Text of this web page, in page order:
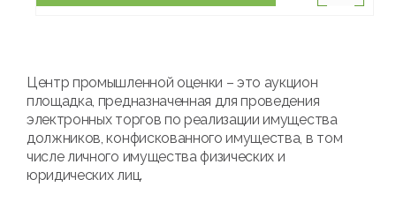
Центр промышленной оценки – это аукцион
площадка, предназначенная для проведения
электронных торгов по реализации имущества
должников, конфискованного имущества, в том
числе личного имущества физических и
юридических лиц.